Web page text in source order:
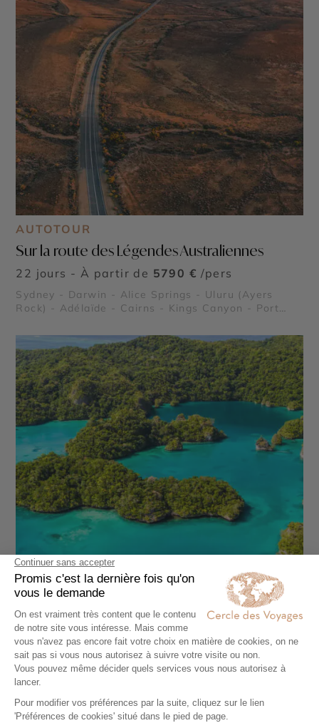
AUTOTOUR
Sur la route des Légendes Australiennes
22 jours - À partir de 5790 € /pers
Sydney - Darwin - Alice Springs - Uluru (Ayers
Rock) - Adélaïde - Cairns - Kings Canyon - Port
Island - Parc National de Kakadu - Forêt Tropicale
de Daintree - Blue Mountains - Palm Cove
AUTOTOUR
Combiné Australie et Fidji, le meilleur de
l’Océanie